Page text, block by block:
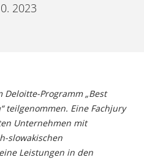
2023
Deloitte-Programm „Best
teilgenommen. Eine Fachjury
Unternehmen mit
slowakischen
Leistungen in den